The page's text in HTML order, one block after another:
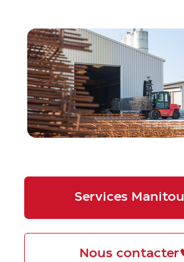
Services Manitou
Nous contacter